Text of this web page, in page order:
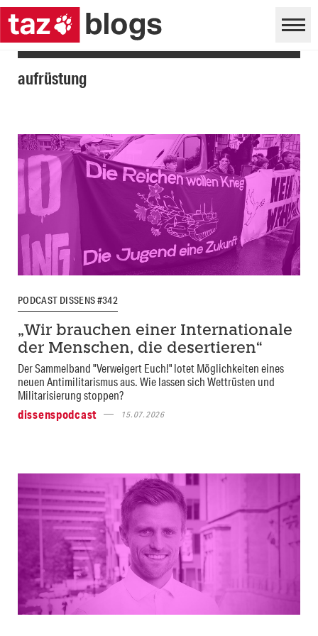
aufrüstung
PODCAST DISSENS #342
„Wir brauchen einer Internationale
der Menschen, die desertieren“
Der Sammelband "Verweigert Euch!" lotet Möglichkeiten eines
neuen Antimilitarismus aus. Wie lassen sich Wettrüsten und
Militarisierung stoppen?
dissenspodcast
15.07.2026